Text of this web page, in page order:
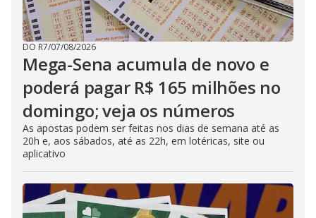
DO R7/07/08/2026
Mega-Sena acumula de novo e
poderá pagar R$ 165 milhões no
domingo; veja os números
As apostas podem ser feitas nos dias de semana até as
20h e, aos sábados, até as 22h, em lotéricas, site ou
aplicativo